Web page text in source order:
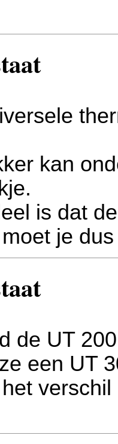
kan
is dat
je
de UT
een UT